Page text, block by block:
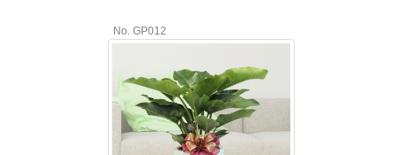
No. GP012